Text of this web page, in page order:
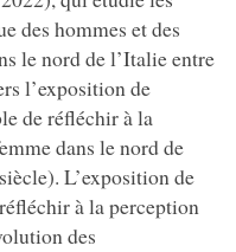
des hommes et des
le nord de l’Italie entre
l’exposition de
de réfléchir à la
dans le nord de
L’exposition de
à la perception
des